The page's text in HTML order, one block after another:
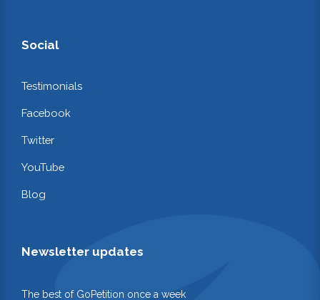
Social
Testimonials
Facebook
Twitter
YouTube
Blog
Newsletter updates
The best of GoPetition once a week